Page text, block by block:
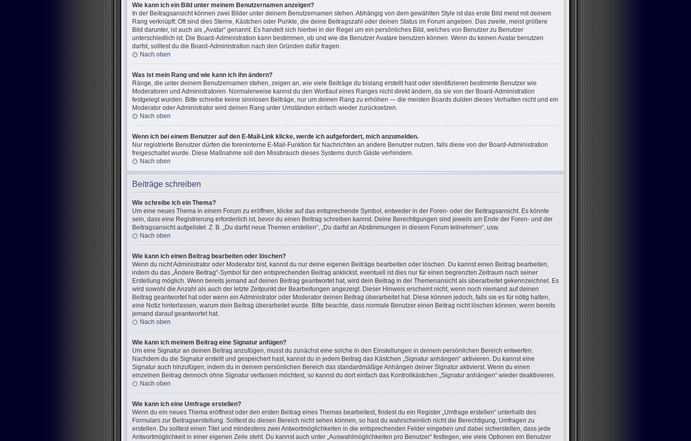
Wie kann ich ein Bild unter meinem Benutzernamen anzeigen?
In der Beitragsansicht können zwei Bilder unter deinem Benutzernamen stehen. Abhängig von dem gewählten Style ist das erste Bild meist mit deinem
Rang verknüpft: Oft sind dies Sterne, Kästchen oder Punkte, die deine Beitragszahl oder deinen Status im Forum angeben. Das zweite, meist größere
Bild darunter, ist auch als „Avatar“ genannt. Es handelt sich hierbei in der Regel um ein persönliches Bild, welches von Benutzer zu Benutzer
unterschiedlich ist. Die Board-Administration kann bestimmen, ob und wie die Benutzer Avatare benutzen können. Wenn du keinen Avatar benutzen
darfst, solltest du die Board-Administration nach den Gründen dafür fragen.
Nach oben
Was ist mein Rang und wie kann ich ihn ändern?
Ränge, die unter deinem Benutzernamen stehen, zeigen an, wie viele Beiträge du bislang erstellt hast oder identifizieren bestimmte Benutzer wie
Moderatoren und Administratoren. Normalerweise kannst du den Wortlaut eines Ranges nicht direkt ändern, da sie von der Board-Administration
festgelegt wurden. Bitte schreibe keine sinnlosen Beiträge, nur um deinen Rang zu erhöhen — die meisten Boards dulden dieses Verhalten nicht und ein
Moderator oder Administrator wird deinen Rang unter Umständen einfach wieder zurücksetzen.
Nach oben
Wenn ich bei einem Benutzer auf den E-Mail-Link klicke, werde ich aufgefordert, mich anzumelden.
Nur registrierte Benutzer dürfen die foreninterne E-Mail-Funktion für Nachrichten an andere Benutzer nutzen, falls diese von der Board-Administration
freigeschaltet wurde. Diese Maßnahme soll den Missbrauch dieses Systems durch Gäste verhindern.
Nach oben
Beiträge schreiben
Wie schreibe ich ein Thema?
Um eine neues Thema in einem Forum zu eröffnen, klicke auf das entsprechende Symbol, entweder in der Foren- oder der Beitragsansicht. Es könnte
sein, dass eine Registrierung erforderlich ist, bevor du einen Beitrag schreiben kannst. Deine Berechtigungen sind jeweils am Ende der Foren- und der
Beitragsansicht aufgelistet. Z. B. „Du darfst neue Themen erstellen“, „Du darfst an Abstimmungen in diesem Forum teilnehmen“, usw.
Nach oben
Wie kann ich einen Beitrag bearbeiten oder löschen?
Wenn du nicht Administrator oder Moderator bist, kannst du nur deine eigenen Beiträge bearbeiten oder löschen. Du kannst einen Beitrag bearbeiten,
indem du das „Ändere Beitrag“-Symbol für den entsprechenden Beitrag anklickst; eventuell ist dies nur für einen begrenzten Zeitraum nach seiner
Erstellung möglich. Wenn bereits jemand auf deinen Beitrag geantwortet hat, wird dein Beitrag in der Themenansicht als überarbeitet gekennzeichnet. Es
wird sowohl die Anzahl als auch der letzte Zeitpunkt der Bearbeitungen angezeigt. Dieser Hinweis erscheint nicht, wenn noch niemand auf deinen
Beitrag geantwortet hat oder wenn ein Administrator oder Moderator deinen Beitrag überarbeitet hat. Diese können jedoch, falls sie es für nötig halten,
eine Notiz hinterlassen, warum dein Beitrag überarbeitet wurde. Bitte beachte, dass normale Benutzer einen Beitrag nicht löschen können, wenn bereits
jemand darauf geantwortet hat.
Nach oben
Wie kann ich meinem Beitrag eine Signatur anfügen?
Um eine Signatur an deinen Beitrag anzufügen, musst du zunächst eine solche in den Einstellungen in deinem persönlichen Bereich entwerfen.
Nachdem du die Signatur erstellt und gespeichert hast, kannst du in jedem Beitrag das Kästchen „Signatur anhängen“ aktivieren. Du kannst eine
Signatur auch hinzufügen, indem du in deinem persönlichen Bereich das standardmäßige Anhängen deiner Signatur aktivierst. Wenn du einen
einzelnen Beitrag dennoch ohne Signatur verfassen möchtest, so kannst du dort einfach das Kontrollkästchen „Signatur anhängen“ wieder deaktivieren.
Nach oben
Wie kann ich eine Umfrage erstellen?
Wenn du ein neues Thema eröffnest oder den ersten Beitrag eines Themas bearbeitest, findest du ein Register „Umfrage erstellen“ unterhalb des
Formulars zur Beitragserstellung. Solltest du diesen Bereich nicht sehen können, so hast du wahrscheinlich nicht die Berechtigung, Umfragen zu
erstellen. Du solltest einen Titel und mindestens zwei Antwortmöglichkeiten in die entsprechenden Felder eingeben und dabei sicherstellen, dass jede
Antwortmöglichkeit in einer eigenen Zeile steht. Du kannst auch unter „Auswahlmöglichkeiten pro Benutzer“ festlegen, wie viele Optionen ein Benutzer